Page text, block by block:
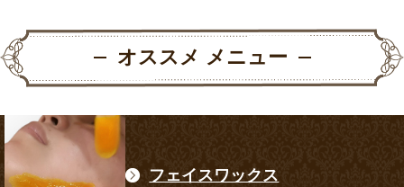
オススメ メニュー
フェイスワックス